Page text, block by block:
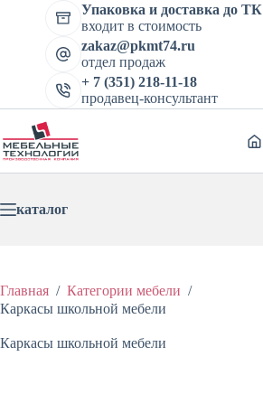
Упаковка и доставка до ТК
входит в стоимость
zakaz@pkmt74.ru
отдел продаж
+ 7 (351) 218-11-18
продавец-консультант
каталог
Главная / Категории мебели /
Каркасы школьной мебели
Каркасы школьной мебели